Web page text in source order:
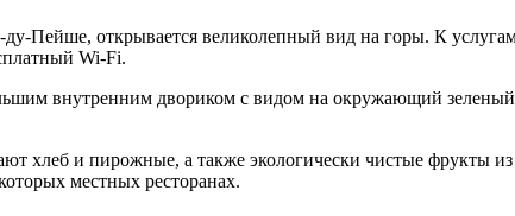
ду-Пейше, открывается великолепный вид на горы. К
Wi-Fi.
внутренним двориком с видом на окружающий
хлеб и пирожные, а также экологически чистые фрукты
местных ресторанах.